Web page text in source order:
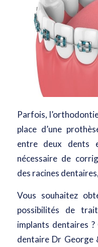
Parfois,
place d’une
entre deux dents
nécessaire de
des racines
Vous souhaitez
possibilités de
implants dentaires
dentaire Dr George